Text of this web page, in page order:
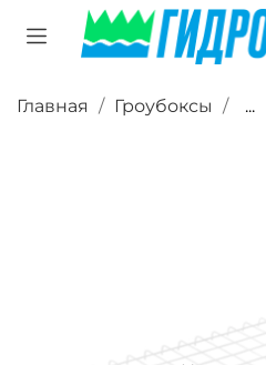
Главная Гроубоксы ...